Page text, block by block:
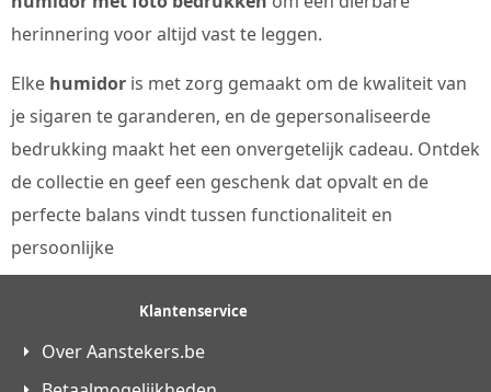
herinnering voor altijd vast te leggen.
Elke humidor is met zorg gemaakt om de kwaliteit van
je sigaren te garanderen, en de gepersonaliseerde
bedrukking maakt het een onvergetelijk cadeau. Ontdek
de collectie en geef een geschenk dat opvalt en de
perfecte balans vindt tussen functionaliteit en
persoonlijke
Klantenservice
Over Aanstekers.be